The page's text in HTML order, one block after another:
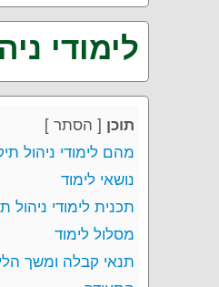
לימודי
תוכן [ הסתר ]
מהם לימודי ניהול
נושאי לימוד
תכנית לימודי
מסלול לימוד
תנאי קבלה ומשך